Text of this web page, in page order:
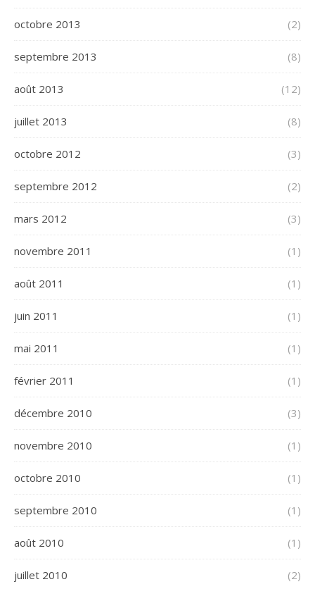
octobre 2013 (2)
septembre 2013 (8)
août 2013 (12)
juillet 2013 (8)
octobre 2012 (3)
septembre 2012 (2)
mars 2012 (3)
novembre 2011 (1)
août 2011 (1)
juin 2011 (1)
mai 2011 (1)
février 2011 (1)
décembre 2010 (3)
novembre 2010 (1)
octobre 2010 (1)
septembre 2010 (1)
août 2010 (1)
juillet 2010 (2)